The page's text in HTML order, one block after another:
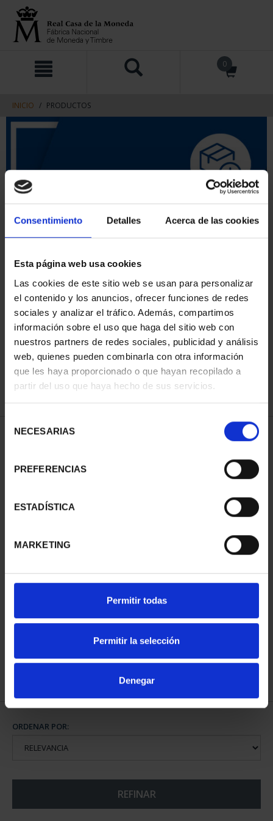
Consentimiento Detalles Acerca de las cookies
Esta página web usa cookies
Las cookies de este sitio web se usan para personalizar
el contenido y los anuncios, ofrecer funciones de redes
sociales y analizar el tráfico. Además, compartimos
información sobre el uso que haga del sitio web con
nuestros partners de redes sociales, publicidad y análisis
web, quienes pueden combinarla con otra información
que les haya proporcionado o que hayan recopilado a
partir del uso que haya hecho de sus servicios.
NECESARIAS
PREFERENCIAS
ESTADÍSTICA
MARKETING
Permitir todas
Permitir la selección
Denegar
contenido
navegacin
0
INICIO PRODUCTOS
ORDENAR POR:
REFINAR
2 Productos encontrados
CAPITALES ESPAÑOLAS
73,00 €
CAPITALES ESPAÑOLAS
73,00 €
ORDENAR POR:
REFINAR